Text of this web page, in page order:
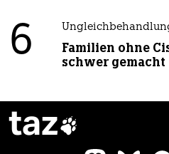
6
Familien ohne
schwer gemacht
taz